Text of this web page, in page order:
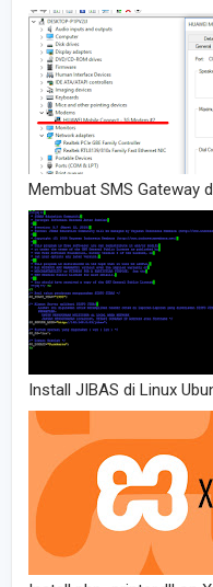
Membuat SMS Gateway
Install JIBAS di Linux